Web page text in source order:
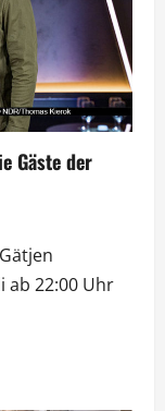
Gäste der
ab 22:00 Uhr